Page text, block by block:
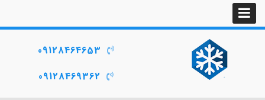
09128464653
09128469362